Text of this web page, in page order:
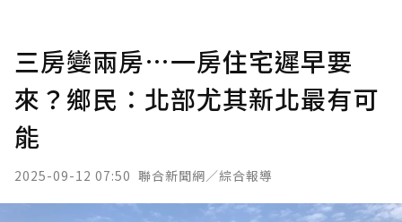
三房變兩房…一房住宅遲早要
來？鄉民：北部尤其新北最有可
能
2025-09-12 07:50 聯合新聞網／綜合報導